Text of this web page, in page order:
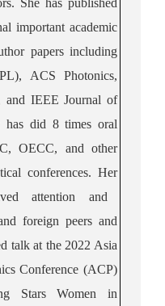
important academic
papers including
ACS Photonics,
and IEEE Journal of
has did 8 times oral
OECC, and other
conferences. Her
attention and
foreign peers and
talkat the 2022 Asia
Conference (ACP)
Stars Women in